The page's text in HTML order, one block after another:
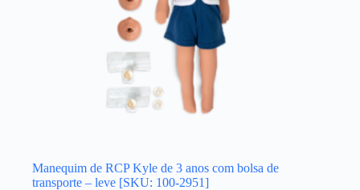
Manequim de RCP Kyle de 3 anos com bolsa de
transporte – leve [SKU: 100-2951]